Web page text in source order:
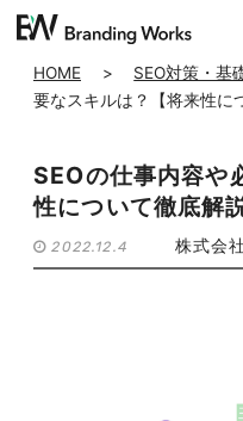
HOME > SEO対策・基
要なスキルは？【将来性に
SEOの仕事内容や
性について徹底解説
2022.12.4 株式会